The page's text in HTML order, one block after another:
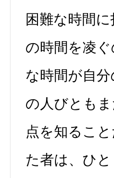
困難な時間
の時間を凌
な時間が自
の人びとも
点を知るこ
た者は、ひ